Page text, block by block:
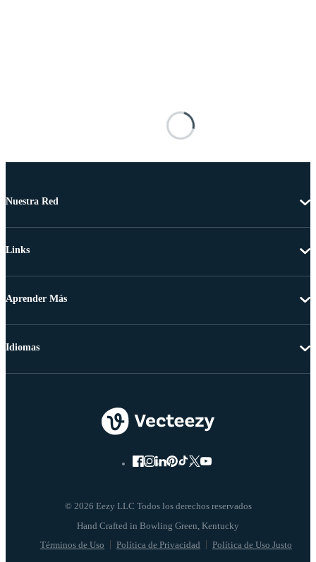
Nuestra Red
Links
Aprender Más
© 2026 Eezy LLC Todos los derechos reservados
Términos de Uso Política de Privacidad Política de Uso Justo
Idiomas